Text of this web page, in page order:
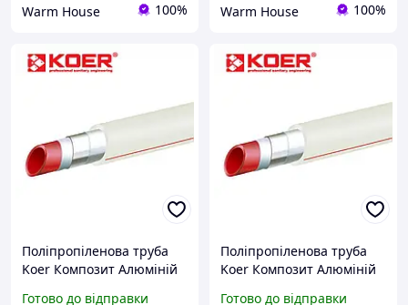
Warm House 100% Warm House 100%
Поліпропіленова труба
Koer Композит Алюміній
Готово до відправки
Поліпропіленова труба
Koer Композит Алюміній
Готово до відправки